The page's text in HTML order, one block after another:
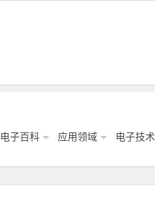
电子百科 应用领域 电子技术